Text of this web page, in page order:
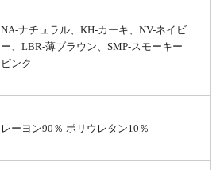
NA-ナチュラル、KH-カーキ、NV-ネイビ
ー、LBR-薄ブラウン、SMP-スモーキー
ピンク
レーヨン90％ ポリウレタン10％